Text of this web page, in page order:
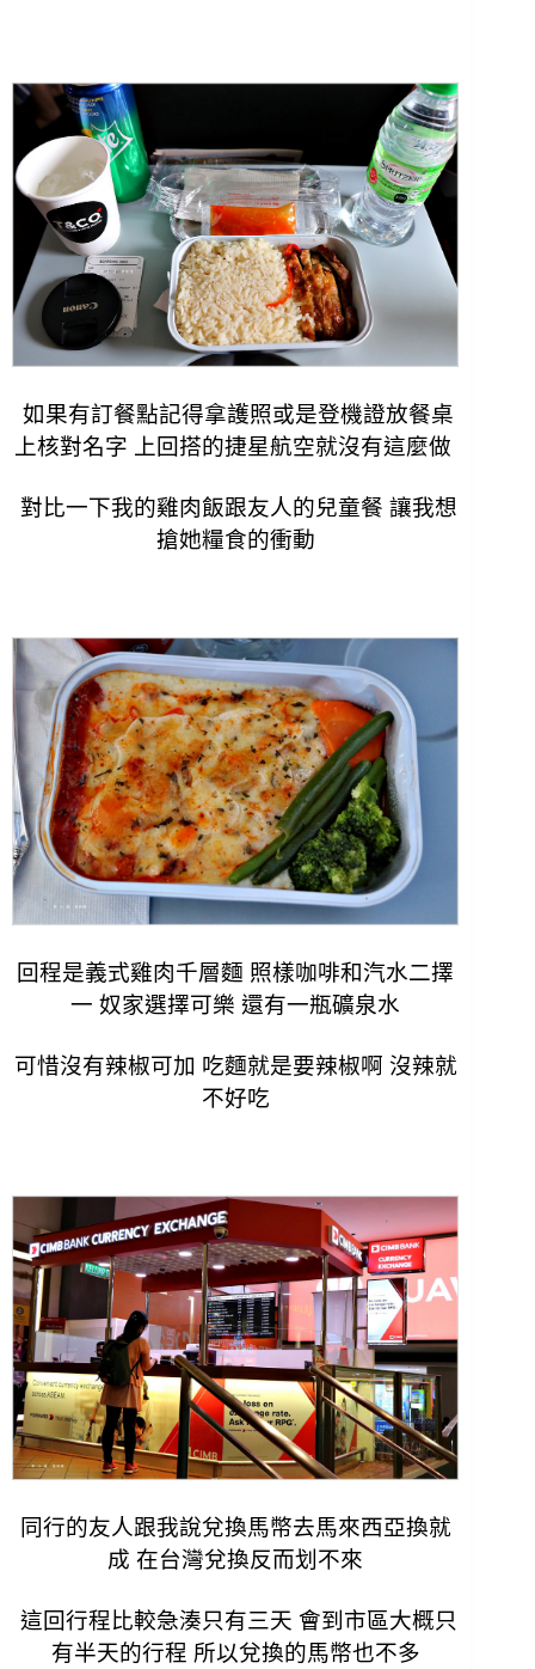
如果有訂餐點記得拿護照或是登機證放餐桌
上核對名字 上回搭的捷星航空就沒有這麼做
對比一下我的雞肉飯跟友人的兒童餐 讓我想
搶她糧食的衝動
回程是義式雞肉千層麵 照樣咖啡和汽水二擇
一 奴家選擇可樂 還有一瓶礦泉水
可惜沒有辣椒可加 吃麵就是要辣椒啊 沒辣就
不好吃
同行的友人跟我說兌換馬幣去馬來西亞換就
成 在台灣兌換反而划不來
這回行程比較急湊只有三天 會到市區大概只
有半天的行程 所以兌換的馬幣也不多